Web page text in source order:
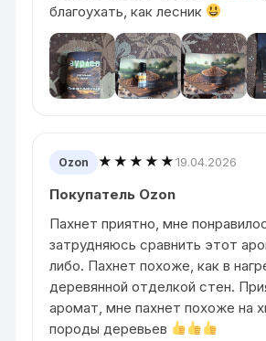
благоухать, как лесник
Ozon ★★★★★19.04.2026
Покупатель Ozon
Пахнет приятно, мне
затрудняюсь сравнить этот
либо. Пахнет похоже, как в
деревянной отделкой стен.
аромат, мне пахнет похоже на
породы деревьев